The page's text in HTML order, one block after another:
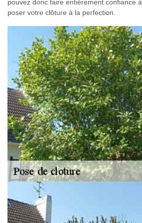
pouvez donc faire entièrement confiance
poser votre clôture à la perfection.